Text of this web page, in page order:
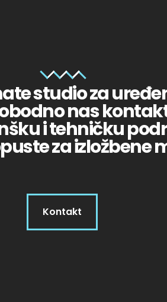
studio za
nas
i tehničku
za izložbene
Kontakt